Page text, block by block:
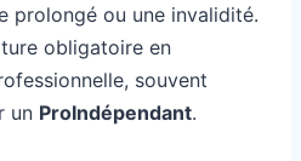
prolongé ou une invalidité.
obligatoire en
souvent
un ProIndépendant.